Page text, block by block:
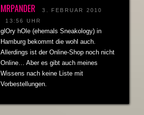
MRPANDER
3. FEBRUAR 2010
13:56 UHR
glOry hOle (ehemals Sneakology) in
Hamburg bekommt die wohl auch.
Allerdings ist der Online-Shop noch nicht
Online… Aber es gibt auch meines
Wissens nach keine Liste mit
Vorbestellungen.